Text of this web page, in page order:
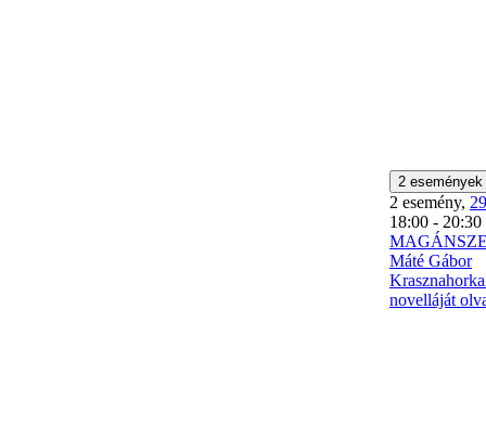
2 események
2 esemény, 29
18:00 - 20:30
Máté Gábor
novelláját